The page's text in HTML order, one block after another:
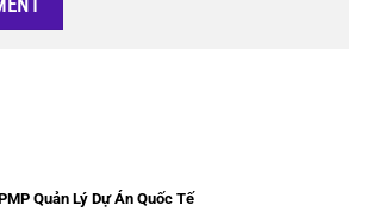
Quản Lý Dự Án Quốc Tế